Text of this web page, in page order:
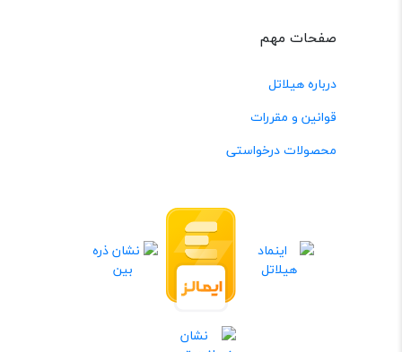
صفحات مهم
درباره هیلاتل
قوانین و مقررات
محصولات درخواستی